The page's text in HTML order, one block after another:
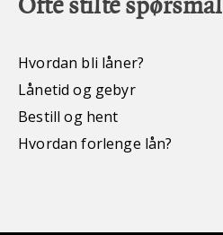
Ofte stilte spørsmål
Hvordan bli låner?
Lånetid og gebyr
Bestill og hent
Hvordan forlenge lån?